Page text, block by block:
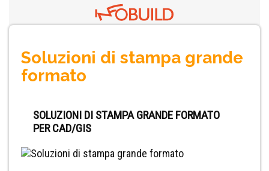
Soluzioni di stampa grande
formato
SOLUZIONI DI STAMPA GRANDE FORMATO
PER CAD/GIS